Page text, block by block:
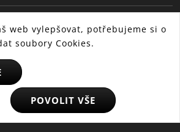
HU
web vylepšovat, potřebujeme si o
soubory Cookies.
POVOLIT VŠE